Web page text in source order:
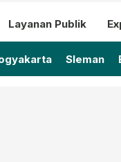
Layanan Publik
Sleman